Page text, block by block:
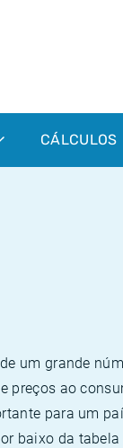
CÁLCULOS
um grande
ao
para um
baixo da